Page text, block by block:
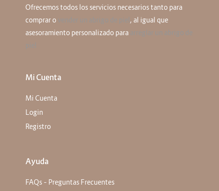
Ofrecemos todos los servicios necesarios tanto para
comprar o
, al igual que
asesoramiento personalizado para
Mi Cuenta
Mi Cuenta
Login
Registro
Ayuda
FAQs – Preguntas Frecuentes